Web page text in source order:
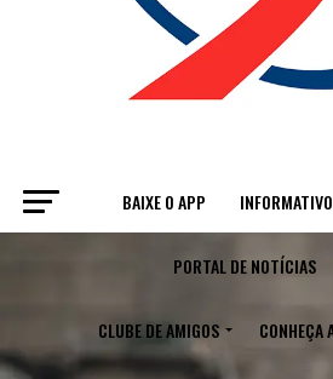
BAIXE O APP
PORTAL DE NOTÍCIAS
CLUBE DE AMIGOS CONHEÇA